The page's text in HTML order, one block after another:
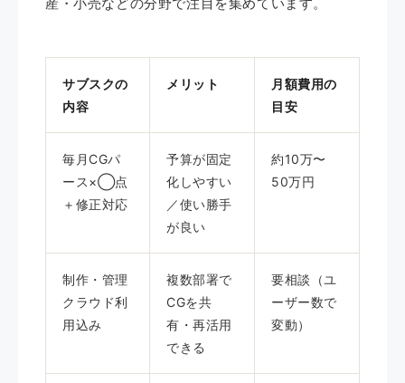
サブスクの
内容
メリット
月額費用の
目安
毎月CGパ
ース×◯点
＋修正対応
予算が固定
化しやすい
／使い勝手
が良い
約10万〜
50万円
制作・管理
クラウド利
用込み
複数部署で
CGを共
有・再活用
できる
要相談（ユ
ーザー数で
変動）